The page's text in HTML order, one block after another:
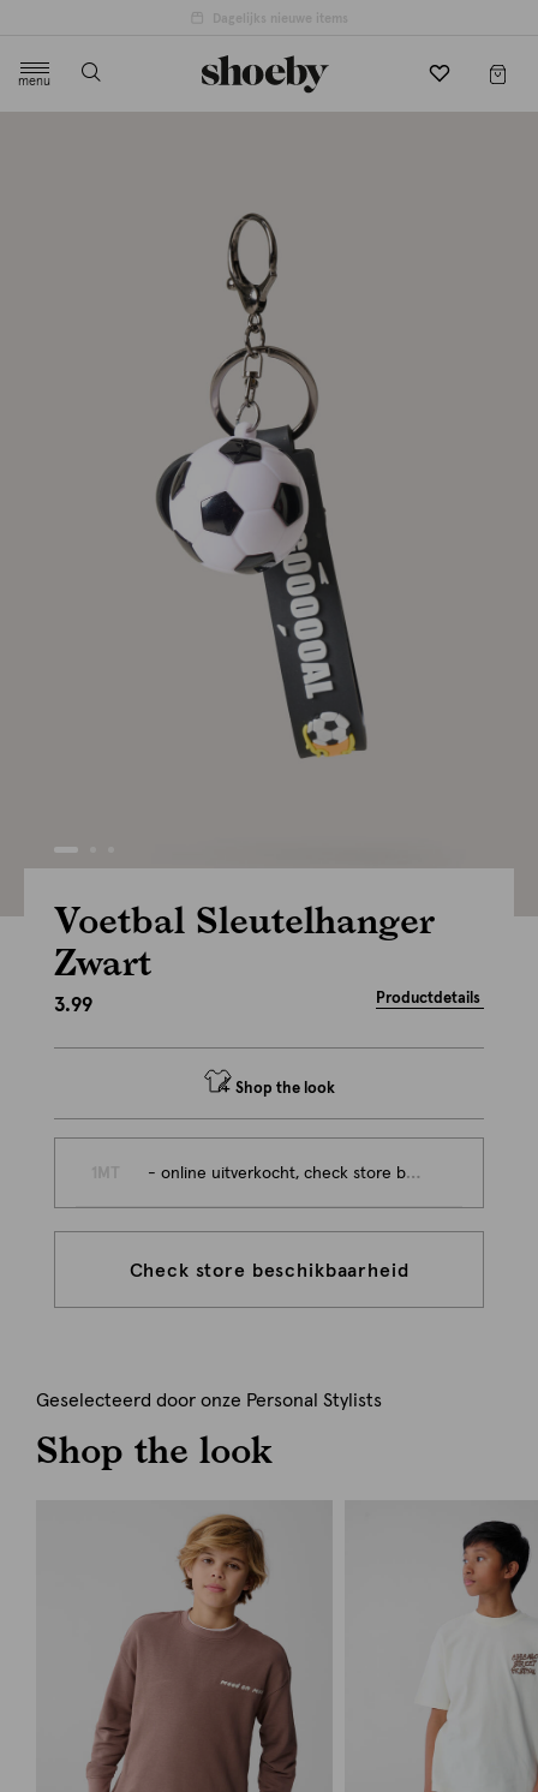
Dagelijks nieuwe items
menu
Voetbal Sleutelhanger
Zwart
3.99 Productdetails
Shop the look
- online uitverkocht, check store beschikbaarheid
Check store beschikbaarheid
Geselecteerd door onze Personal Stylists
Shop the look